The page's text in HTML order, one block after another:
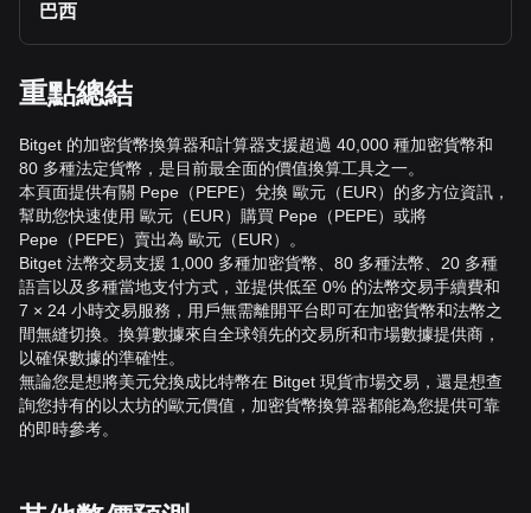
巴西
重點總結
Bitget 的加密貨幣換算器和計算器支援超過 40,000 種加密貨幣和
80 多種法定貨幣，是目前最全面的價值換算工具之一。
本頁面提供有關 Pepe（PEPE）兌換 歐元（EUR）的多方位資訊，
幫助您快速使用 歐元（EUR）購買 Pepe（PEPE）或將
Pepe（PEPE）賣出為 歐元（EUR）。
Bitget 法幣交易支援 1,000 多種加密貨幣、80 多種法幣、20 多種
語言以及多種當地支付方式，並提供低至 0% 的法幣交易手續費和
7 × 24 小時交易服務，用戶無需離開平台即可在加密貨幣和法幣之
間無縫切換。換算數據來自全球領先的交易所和市場數據提供商，
以確保數據的準確性。
無論您是想將美元兌換成比特幣在 Bitget 現貨市場交易，還是想查
詢您持有的以太坊的歐元價值，加密貨幣換算器都能為您提供可靠
的即時參考。